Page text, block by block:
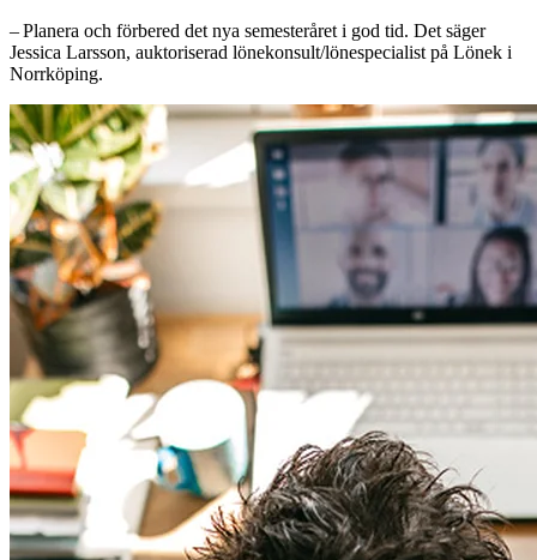
– Planera och förbered det nya semesteråret i god tid. Det säger
Jessica Larsson, auktoriserad lönekonsult/lönespecialist på Lönek i
Norrköping.